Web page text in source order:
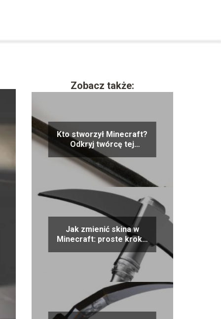
Zobacz także:
Kto stworzył Minecraft?
Odkryj twórcę tej
popularnej gry
Jak zmienić skina w
Minecraft: proste kroki i